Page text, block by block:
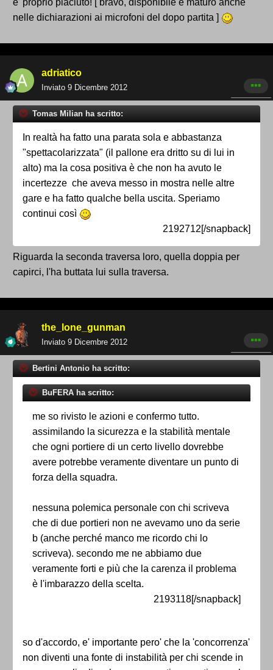
e' proprio piaciuto! [ bravo, disponibile e maturo anche
nelle dichiarazioni ai microfoni del dopo partita ]
adriatico
Inviato 9 Dicembre 2012
Tomas Milian ha scritto:
In realtà ha fatto una parata sola e abbastanza
"spettacolarizzata" (il pallone era dritto su di lui in
alto) ma la cosa positiva è che non ha avuto le
incertezze che aveva messo in mostra nelle altre
gare e ha fatto qualche bella uscita. Speriamo
continui così
2192712[/snapback]
Riguarda la seconda traversa loro, quella doppia per
capirci, l'ha buttata lui sulla traversa.
the_lone_gunman
Inviato 9 Dicembre 2012
Bertini Antonio ha scritto:
BuFERA ha scritto:
me so rivisto le azioni e confermo tutto.
assimilando la sicurezza e la stabilità mentale
che ogni portiere di un certo livello dovrebbe
avere potrebbe veramente diventare un punto di
forza della squadra.
nessuna polemica personale con chi scriveva
che di due portieri non ne avevamo uno da serie
b (anche perché manco me ricordo chi lo
scriveva). secondo me ne abbiamo due
veramente forti e più che la carenza il problema
è l'imbarazzo della scelta.
2193118[/snapback]
so d'accordo, e' importante pero' che la 'concorrenza'
non diventi una fonte di instabilità per chi scende in